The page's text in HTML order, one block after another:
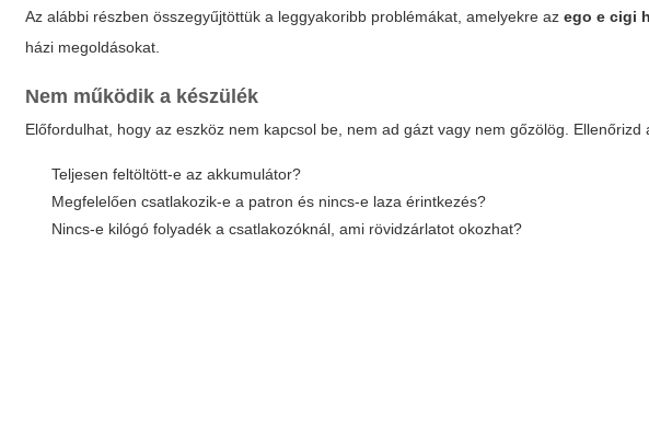
Az alábbi részben összegyűjtöttük a leggyakoribb problémákat, amelyekre azego e cigi
házi megoldásokat.
Nem működik a készülék
Előfordulhat, hogy az eszköz nem kapcsol be, nem ad gázt vagy nem gőzölög. Ellenőrizd
Teljesen feltöltött-e az akkumulátor?
Megfelelően csatlakozik-e a patron és nincs-e laza érintkezés?
Nincs-e kilógó folyadék a csatlakozóknál, ami rövidzárlatot okozhat?